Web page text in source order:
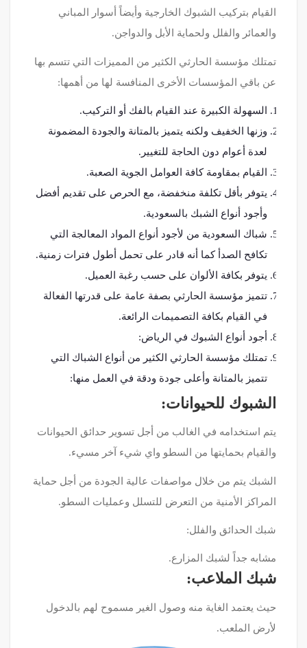
القيام بتركيب الشبوك الخارجية وأيضاً أسوار المباني
والعمائر والفلل ولحماية الأبل والدواجن.
تمتلك مؤسسة الحارثي الكثير من المميزات التي تتسم بها
عن باقي المؤسسات الأخرى المنافسة لها من أهمها:
السهولة الكبيرة عند القيام بالفك أو التركيب.
وزنها الخفيف ولكنه يتميز بالمتانة والجودة المضمونة
لعدة أعوام دون الحاجة للتغيير.
القيام بمقاومة كافة العوامل الجوية الصعبة.
يتوفر بأقل تكلفة منخفضة، مع الحرص على تقديم أفضل
وأجود أنواع الشبك بالسعودية.
شباك السعودية من لأجود أنواع المواد المعالجة التي
تكافح الصدأ كما أنه قادر على تحمل أطول فترات زمنية.
يتوفر بكافة الألوان على حسب رغبة العميل.
تتميز مؤسسة الحارثي بصفة عامة على قدرتها الفعالة
في القيام بكافة التصميمات الرائعة.
أجود أنواع الشبوك في الرياض:
تمتلك مؤسسة الحارثي الكثير من أنواع الشباك التي
تتميز بالمتانة وأعلى جودة ودقة في العمل منها:
الشبوك للحيوانات:
يتم استخدامه في الغالب من أجل تسوير حدائق الحيوانات
والقيام بحمايتها من السطو واي شيء آخر مسيء.
الشبك يتم من خلال مواصفات عالية الجودة من أجل حماية
المراكز الأمنية من التعرض للتسلل وعمليات السطو.
شبك الحدائق والفلل:
مشابه جداً لشبك المزارع.
شبك الملاعب:
حيث يعتمد الغاية منه وصول الغير مسموح لهم بالدخول
لأرض الملعب.